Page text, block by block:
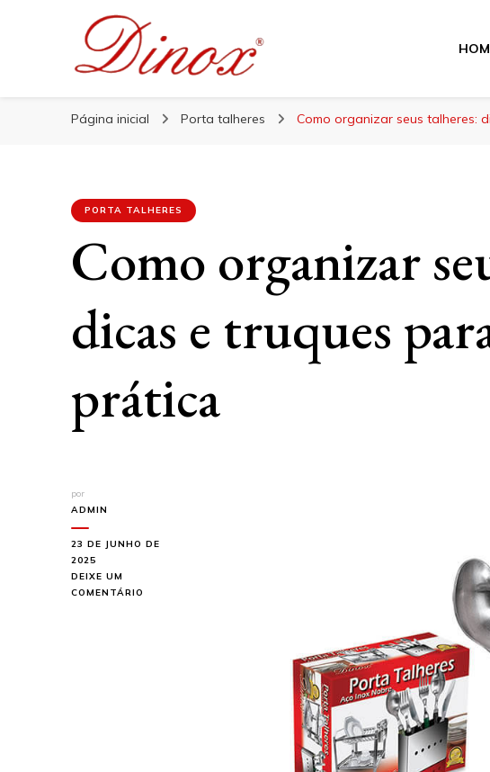
Blog Dinox
Blog Dinox
Página inicial Porta talheres Como organizar seus talheres:
PORTA TALHERES
Como organizar
dicas e truques
prática
por
ADMIN
23 DE JUNHO DE
2025
DEIXE UM
COMENTÁRIO